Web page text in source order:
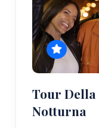
Tour Della
Notturna